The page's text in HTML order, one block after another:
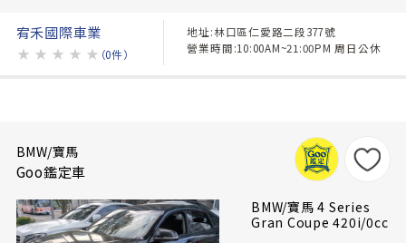
宥禾國際車業
★ ★ ★ ★ ★ （0件）
地址:林口區仁愛路二段377號
營業時間:10:00AM~21:00PM 周日公休
BMW/寶馬
Goo鑑定車
BMW/寶馬 4 Series
Gran Coupe 420i/0cc